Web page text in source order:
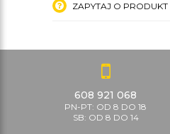
ZAPYTAJ O PRODUKT
608 921 068
PN-PT: OD 8 DO 18
SB: OD 8 DO 14